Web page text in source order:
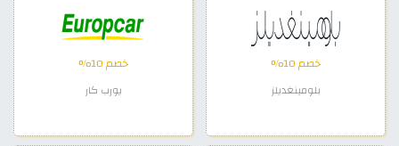
خصم 10%
بلومينغديلز
خصم 10%
يورب كار